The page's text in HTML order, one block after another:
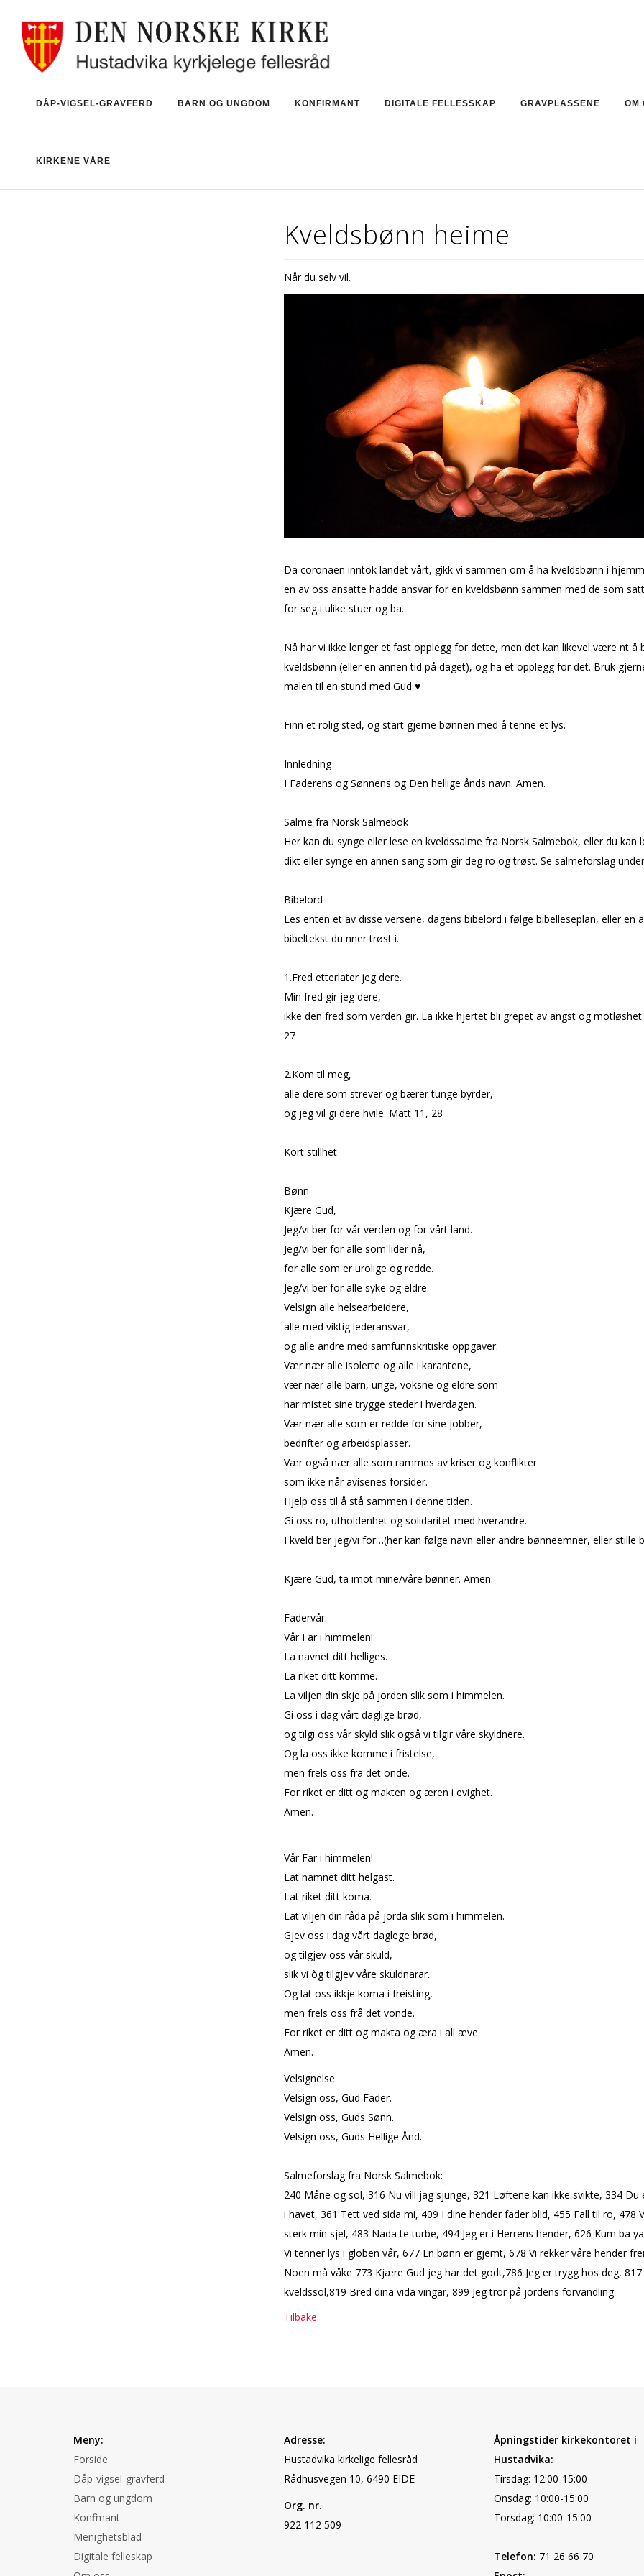
DÅP-VIGSEL-GRAVFERD BARN OG UNGDOM KONFIRMANT DIGITALE FELLESSKAP GRAVPLASSENE OM
KIRKENE VÅRE
Kveldsbønn heime
Når du selv vil.
Da coronaen inntok landet vårt, gikk vi sammen om å ha kveldsbønn i
en av oss ansatte hadde ansvar for en kveldsbønn sammen med de som
for seg i ulike stuer og ba.
Nå har vi ikke lenger et fast opplegg for dette, men det kan likevel være fint å
kveldsbønn (eller en annen tid på daget), og ha et opplegg for det. Bruk
malen til en stund med Gud ♥
Finn et rolig sted, og start gjerne bønnen med å tenne et lys.
Innledning
I Faderens og Sønnens og Den hellige ånds navn. Amen.
Salme fra Norsk Salmebok
Her kan du synge eller lese en kveldssalme fra Norsk Salmebok, eller du kan
dikt eller synge en annen sang som gir deg ro og trøst. Se salmeforslag
Bibelord
Les enten et av disse versene, dagens bibelord i følge bibelleseplan, eller en
bibeltekst du finner trøst i.
1.Fred etterlater jeg dere.
Min fred gir jeg dere,
ikke den fred som verden gir. La ikke hjertet bli grepet av angst og
27
2.Kom til meg,
alle dere som strever og bærer tunge byrder,
og jeg vil gi dere hvile. Matt 11, 28
Kort stillhet
Bønn
Kjære Gud,
Jeg/vi ber for vår verden og for vårt land.
Jeg/vi ber for alle som lider nå,
for alle som er urolige og redde.
Jeg/vi ber for alle syke og eldre.
Velsign alle helsearbeidere,
alle med viktig lederansvar,
og alle andre med samfunnskritiske oppgaver.
Vær nær alle isolerte og alle i karantene,
vær nær alle barn, unge, voksne og eldre som
har mistet sine trygge steder i hverdagen.
Vær nær alle som er redde for sine jobber,
bedrifter og arbeidsplasser.
Vær også nær alle som rammes av kriser og konflikter
som ikke når avisenes forsider.
Hjelp oss til å stå sammen i denne tiden.
Gi oss ro, utholdenhet og solidaritet med hverandre.
I kveld ber jeg/vi for…(her kan følge navn eller andre bønneemner, eller stille
Kjære Gud, ta imot mine/våre bønner. Amen.
Fadervår:
Vår Far i himmelen!
La navnet ditt helliges.
La riket ditt komme.
La viljen din skje på jorden slik som i himmelen.
Gi oss i dag vårt daglige brød,
og tilgi oss vår skyld slik også vi tilgir våre skyldnere.
Og la oss ikke komme i fristelse,
men frels oss fra det onde.
For riket er ditt og makten og æren i evighet.
Amen.
Vår Far i himmelen!
Lat namnet ditt helgast.
Lat riket ditt koma.
Lat viljen din råda på jorda slik som i himmelen.
Gjev oss i dag vårt daglege brød,
og tilgjev oss vår skuld,
slik vi òg tilgjev våre skuldnarar.
Og lat oss ikkje koma i freisting,
men frels oss frå det vonde.
For riket er ditt og makta og æra i all æve.
Amen.
Velsignelse:
Velsign oss, Gud Fader.
Velsign oss, Guds Sønn.
Velsign oss, Guds Hellige Ånd.
Salmeforslag fra Norsk Salmebok:
240 Måne og sol, 316 Nu vill jag sjunge, 321 Løftene kan ikke svikte, 334 Du
i havet, 361 Tett ved sida mi, 409 I dine hender fader blid, 455 Fall til ro, 478
sterk min sjel, 483 Nada te turbe, 494 Jeg er i Herrens hender, 626 Kum ba
Vi tenner lys i globen vår, 677 En bønn er gjemt, 678 Vi rekker våre hender
Noen må våke 773 Kjære Gud jeg har det godt,786 Jeg er trygg hos deg, 817
kveldssol,819 Bred dina vida vingar, 899 Jeg tror på jordens forvandling
Tilbake
Meny:
Forside
Dåp-vigsel-gravferd
Barn og ungdom
Konfirmant
Menighetsblad
Digitale felleskap
Adresse:
Hustadvika kirkelige fellesråd
Rådhusvegen 10, 6490 EIDE
Org. nr.
922 112 509
Åpningstider kirkekontoret i
Hustadvika:
Tirsdag: 12:00-15:00
Onsdag: 10:00-15:00
Torsdag: 10:00-15:00
Telefon: 71 26 66 70